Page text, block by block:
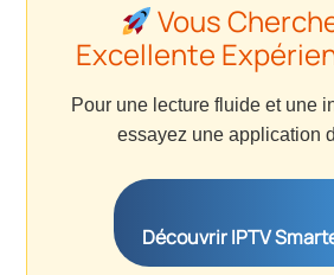
Vous
Excellente
Pour une lecture fluide et une
essayez une application
Découvrir IPTV